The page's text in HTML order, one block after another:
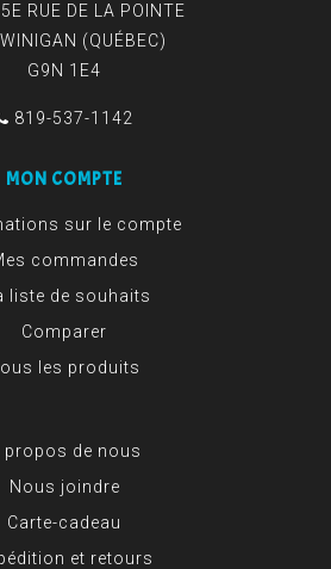
RUE DE LA POINTE
(QUÉBEC)
G9N 1E4
819-537-1142
MON COMPTE
sur le compte
commandes
liste de souhaits
Comparer
les produits
propos de nous
Nous joindre
Carte-cadeau
et retours